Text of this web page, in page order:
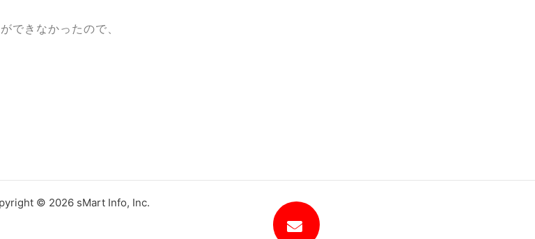
できなかったので、
© 2026 sMart Info, Inc.